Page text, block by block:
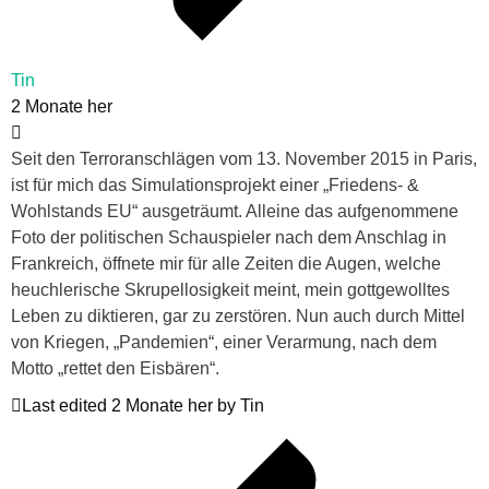
Tin
2 Monate her
Seit den Terroranschlägen vom 13. November 2015 in Paris,
ist für mich das Simulationsprojekt einer „Friedens- &
Wohlstands EU“ ausgeträumt. Alleine das aufgenommene
Foto der politischen Schauspieler nach dem Anschlag in
Frankreich, öffnete mir für alle Zeiten die Augen, welche
heuchlerische Skrupellosigkeit meint, mein gottgewolltes
Leben zu diktieren, gar zu zerstören. Nun auch durch Mittel
von Kriegen, „Pandemien“, einer Verarmung, nach dem
Motto „rettet den Eisbären“.
Last edited 2 Monate her by Tin